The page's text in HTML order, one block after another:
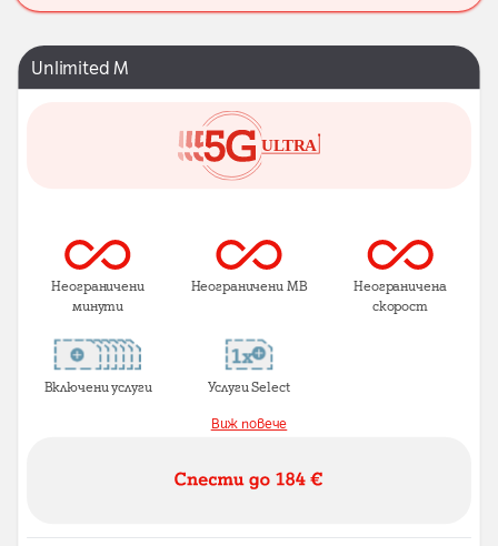
Unlimited M
Неограничени
минути
Неограничени MB Неограничена
скорост
Включени услуги Услуги Select
Виж повече